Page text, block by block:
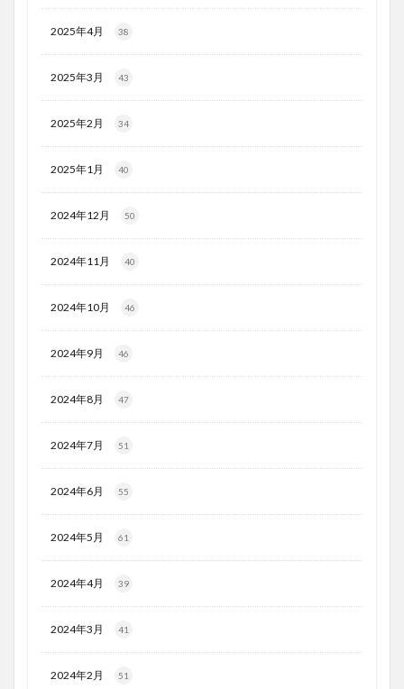
2025年4月 38
2025年3月 43
2025年2月 34
2025年1月 40
2024年12月 50
2024年11月 40
2024年10月 46
2024年9月 46
2024年8月 47
2024年7月 51
2024年6月 55
2024年5月 61
2024年4月 39
2024年3月 41
2024年2月 51